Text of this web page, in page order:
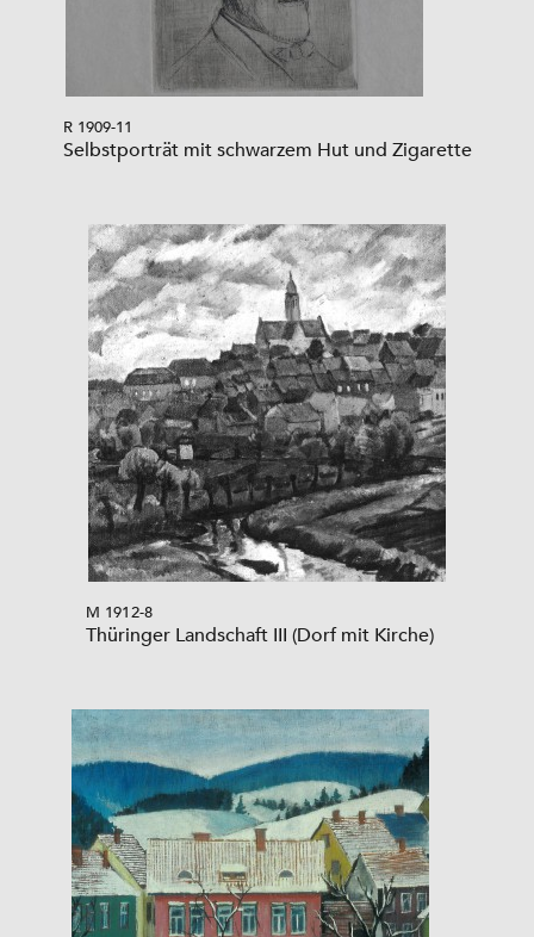
R 1909-11
Selbstporträt mit schwarzem Hut und Zigarette
M 1912-8
Thüringer Landschaft III (Dorf mit Kirche)